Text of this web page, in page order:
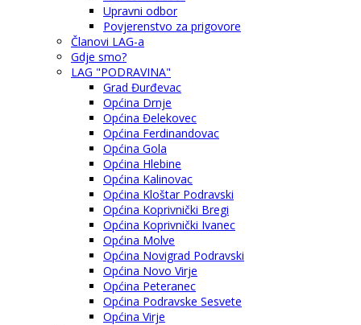
Upravni odbor
Povjerenstvo za prigovore
Članovi LAG-a
Gdje smo?
LAG "PODRAVINA"
Grad Đurđevac
Općina Drnje
Općina Đelekovec
Općina Ferdinandovac
Općina Gola
Općina Hlebine
Općina Kalinovac
Općina Kloštar Podravski
Općina Koprivnički Bregi
Općina Koprivnički Ivanec
Općina Molve
Općina Novigrad Podravski
Općina Novo Virje
Općina Peteranec
Općina Podravske Sesvete
Općina Virje